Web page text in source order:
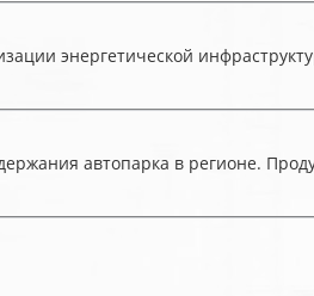
энергетической
автопарка в регионе.